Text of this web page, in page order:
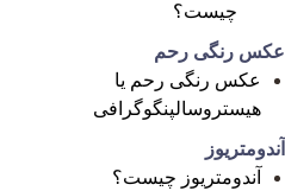
چیست؟
عکس رنگی رحم
عکس رنگی رحم یا
هیستروسالپنگوگرافی
آندومتریوز
آندومتریوز چیست؟